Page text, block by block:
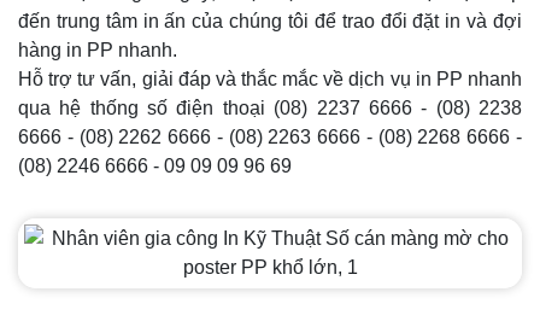
đến trung tâm in ấn của chúng tôi để trao đổi đặt in và đợi
hàng in PP nhanh.
Hỗ trợ tư vấn, giải đáp và thắc mắc về dịch vụ in PP nhanh
qua hệ thống số điện thoại (08) 2237 6666 - (08) 2238
6666 - (08) 2262 6666 - (08) 2263 6666 - (08) 2268 6666 -
(08) 2246 6666 - 09 09 09 96 69